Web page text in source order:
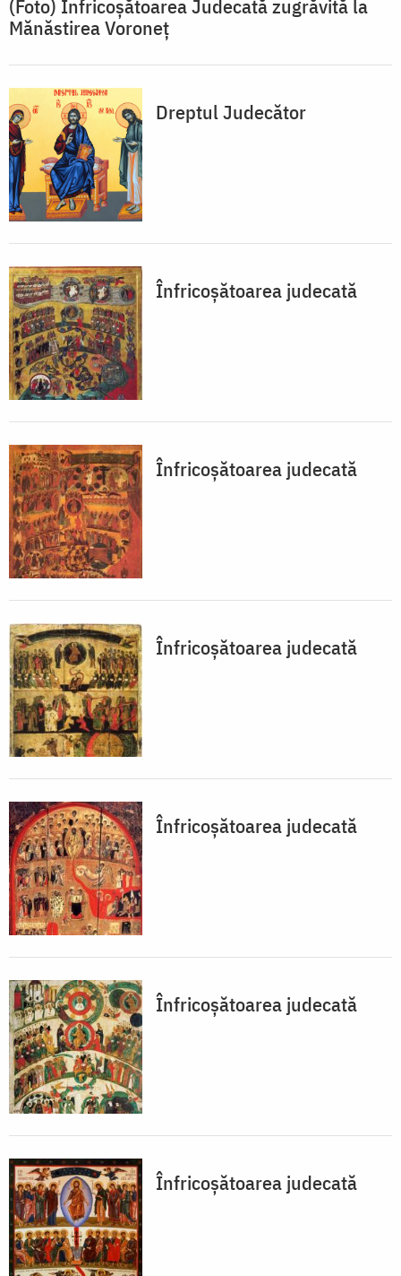
(Foto) Înfricoșătoarea Judecată zugrăvită la
Mănăstirea Voroneț
Dreptul Judecător
Înfricoșătoarea judecată
Înfricoșătoarea judecată
Înfricoșătoarea judecată
Înfricoșătoarea judecată
Înfricoșătoarea judecată
Înfricoșătoarea judecată